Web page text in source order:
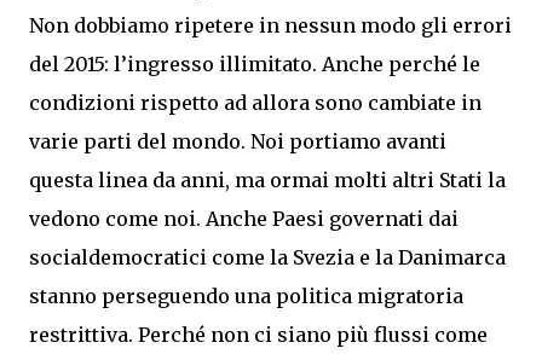
Non dobbiamo ripetere in nessun modo gli errori
del 2015: l’ingresso illimitato. Anche perché le
condizioni rispetto ad allora sono cambiate in
varie parti del mondo. Noi portiamo avanti
questa linea da anni, ma ormai molti altri Stati la
vedono come noi. Anche Paesi governati dai
socialdemocratici come la Svezia e la Danimarca
stanno perseguendo una politica migratoria
restrittiva. Perché non ci siano più flussi come